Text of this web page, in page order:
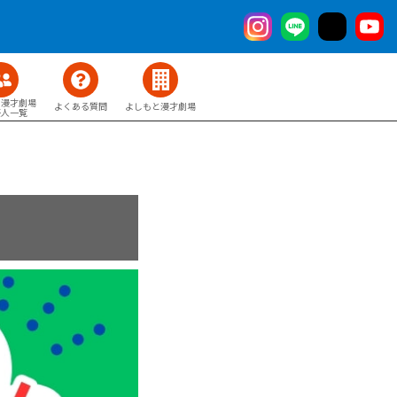
才劇場
一覧 よくある質問 よしもと漫才劇場